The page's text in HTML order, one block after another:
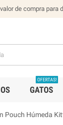
de compra para
GATOS
OFERTAS!
Pouch Húmeda